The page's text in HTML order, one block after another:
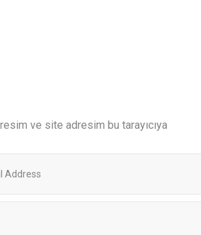
ve site adresim bu tarayıcıya